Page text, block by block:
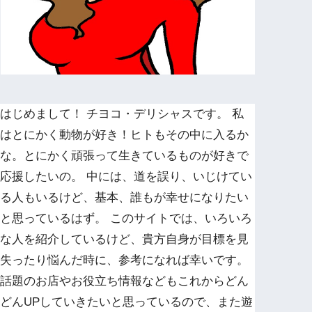
はじめまして！ チヨコ・デリシャスです。 私
はとにかく動物が好き！ヒトもその中に入るか
な。とにかく頑張って生きているものが好きで
応援したいの。 中には、道を誤り、いじけてい
る人もいるけど、基本、誰もが幸せになりたい
と思っているはず。 このサイトでは、いろいろ
な人を紹介しているけど、貴方自身が目標を見
失ったり悩んだ時に、参考になれば幸いです。
話題のお店やお役立ち情報などもこれからどん
どんUPしていきたいと思っているので、また遊